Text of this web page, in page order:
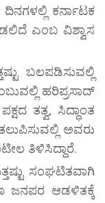
ಕರ್ನಾಟಕ
ಎಂಬ ವಿಶ್ವಾಸ
ಬಲಪಡಿಸುವಲ್ಲಿ
ಹರಿಪ್ರಸಾದ್
ತತ್ವ, ಸಿದ್ಧಾಂತ
ಅವರು
ತಿಳಿಸಿದ್ದಾರೆ.
ಸಂಘಟಿತವಾಗಿ
ಜನಪರ ಆಡಳಿತಕ್ಕೆ